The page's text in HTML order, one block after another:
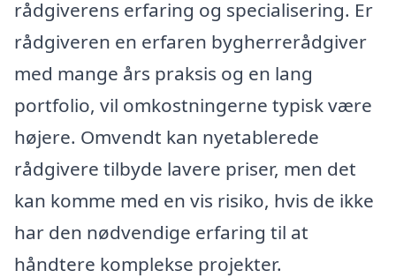
rådgiverens erfaring og specialisering. Er
rådgiveren en erfaren bygherrerådgiver
med mange års praksis og en lang
portfolio, vil omkostningerne typisk være
højere. Omvendt kan nyetablerede
rådgivere tilbyde lavere priser, men det
kan komme med en vis risiko, hvis de ikke
har den nødvendige erfaring til at
håndtere komplekse projekter.